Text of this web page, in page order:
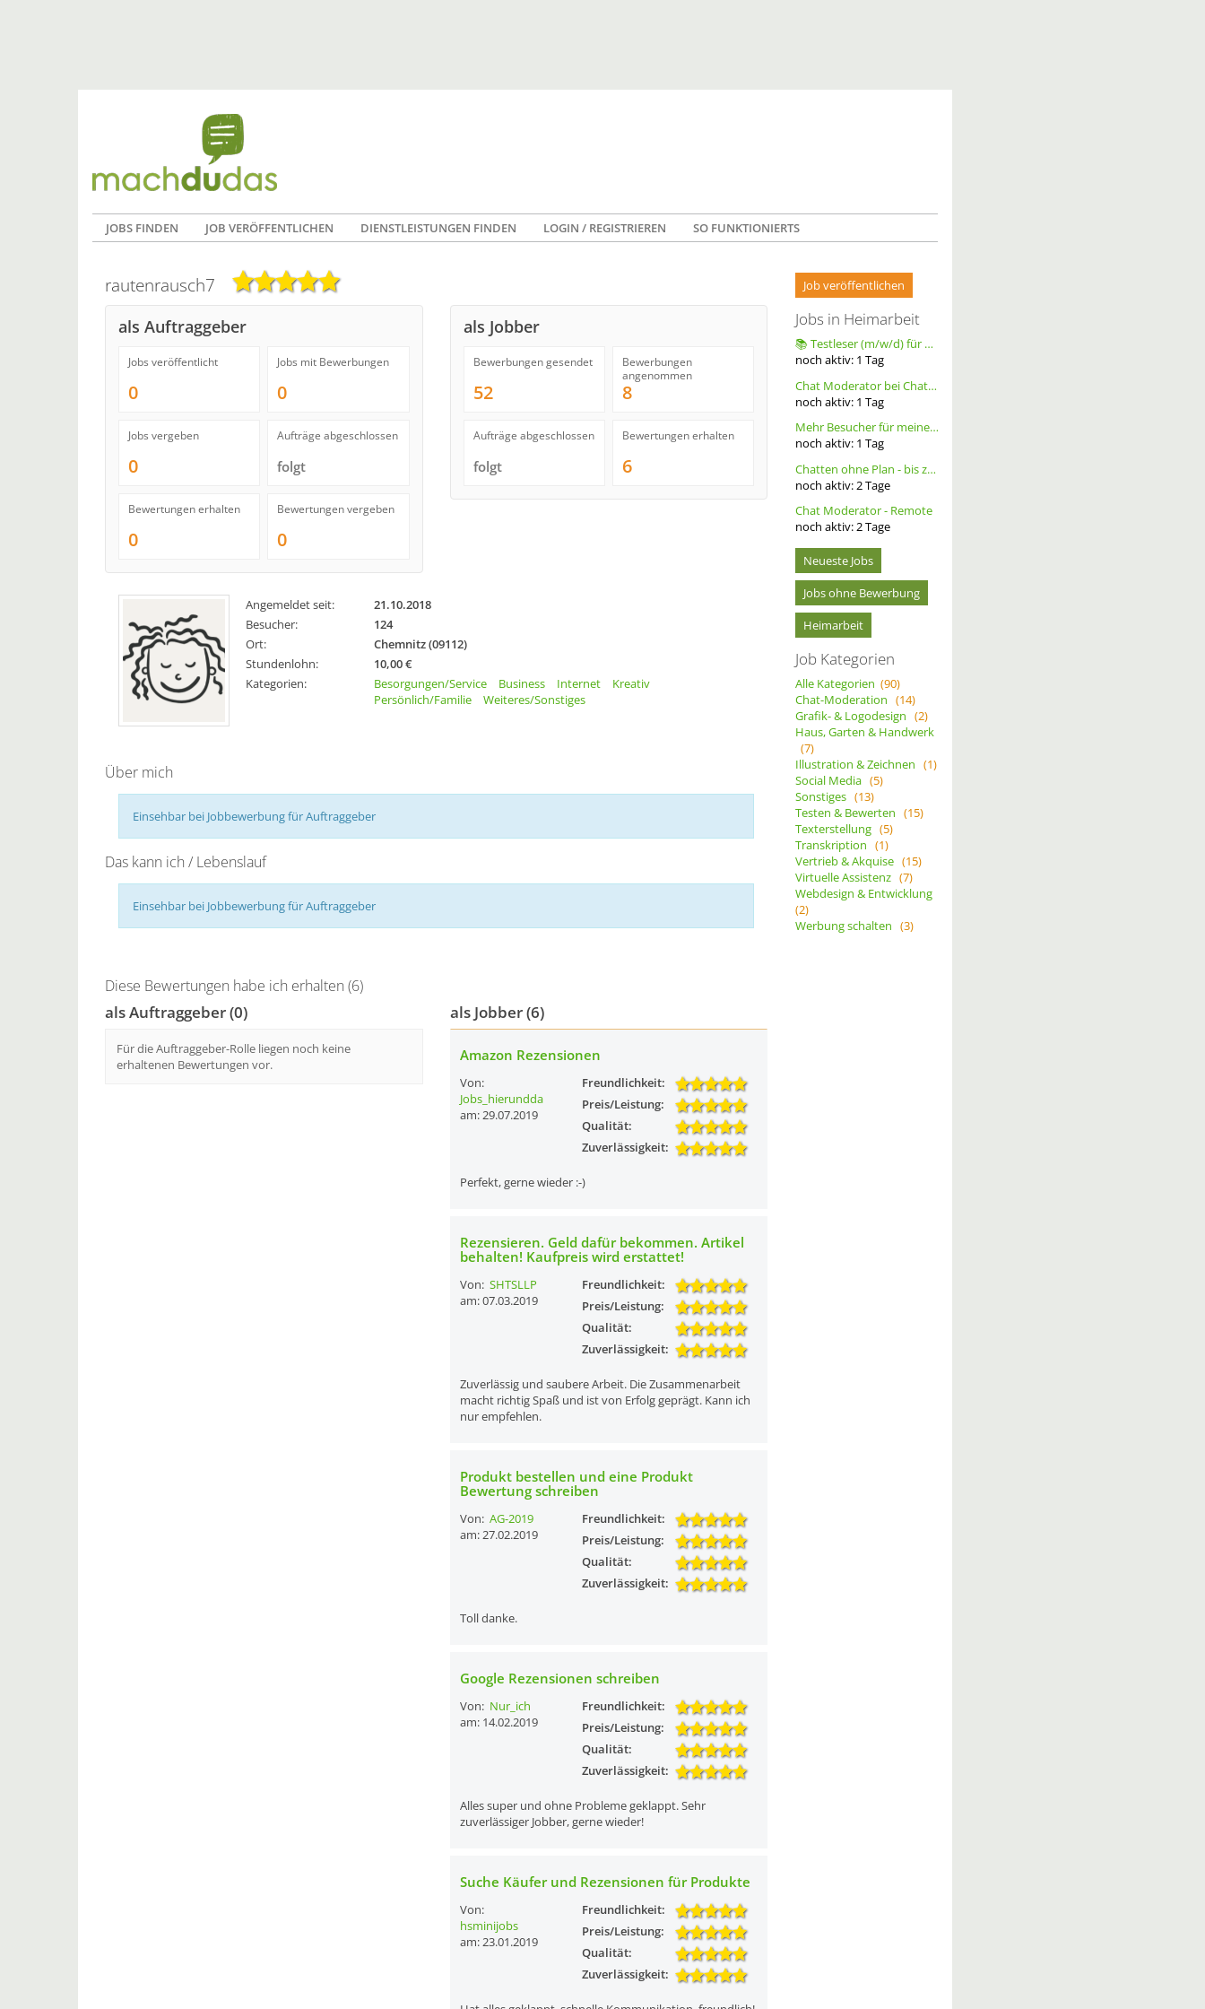
JOBS FINDEN JOB VERÖFFENTLICHEN DIENSTLEISTUNGEN FINDEN LOGIN / REGISTRIEREN SO FUNKTIONIERTS
rautenrausch7
als Auftraggeber
Jobs veröffentlicht
0
Jobs mit Bewerbungen
0
Jobs vergeben
0
Aufträge abgeschlossen
folgt
Bewertungen erhalten
0
Bewertungen vergeben
0
als Jobber
Bewerbungen gesendet
52
Bewerbungen
angenommen
8
Aufträge abgeschlossen
folgt
Bewertungen erhalten
6
Angemeldet seit:
21.10.2018
Besucher:
124
Ort:
Chemnitz (09112)
Stundenlohn:
10,00 €
Kategorien:
Besorgungen/Service Business Internet
Kreativ
Persönlich/Familie
Weiteres/Sonstiges
Über mich
Einsehbar bei Jobbewerbung für Auftraggeber
Das kann ich / Lebenslauf
Einsehbar bei Jobbewerbung für Auftraggeber
Diese Bewertungen habe ich erhalten (6)
als Auftraggeber (0)
Für die Auftraggeber-Rolle liegen noch keine
erhaltenen Bewertungen vor.
als Jobber (6)
Amazon Rezensionen
Von:
Jobs_hierundda
am: 29.07.2019
Freundlichkeit:
Preis/Leistung:
Qualität:
Zuverlässigkeit:
Perfekt, gerne wieder :-)
Rezensieren. Geld dafür bekommen. Artikel
behalten! Kaufpreis wird erstattet!
Von: SHTSLLP
am: 07.03.2019
Freundlichkeit:
Preis/Leistung:
Qualität:
Zuverlässigkeit:
Zuverlässig und saubere Arbeit. Die Zusammenarbeit
macht richtig Spaß und ist von Erfolg geprägt. Kann ich
nur empfehlen.
Produkt bestellen und eine Produkt
Bewertung schreiben
Von: AG-2019
am: 27.02.2019
Freundlichkeit:
Preis/Leistung:
Qualität:
Zuverlässigkeit:
Toll danke.
Google Rezensionen schreiben
Von: Nur_ich
am: 14.02.2019
Freundlichkeit:
Preis/Leistung:
Qualität:
Zuverlässigkeit:
Alles super und ohne Probleme geklappt. Sehr
zuverlässiger Jobber, gerne wieder!
Suche Käufer und Rezensionen für Produkte
Von:
hsminijobs
am: 23.01.2019
Freundlichkeit:
Preis/Leistung:
Qualität:
Zuverlässigkeit:
Job veröffentlichen
Jobs in Heimarbeit
📚 Testleser (m/w/d) für Bücher gesucht – langfristige Zusammenarbeit
noch aktiv: 1 Tag
Chat Moderator bei Chatoria (m/w/d) – Remote
noch aktiv: 1 Tag
Mehr Besucher für meine Homepage. Alternative Werbung.
noch aktiv: 1 Tag
Chatten ohne Plan - bis zu 20 Ct. pro Out – ortsunabhängig - wöchentliche Auszahlung
noch aktiv: 2Tage
Chat Moderator - Remote
noch aktiv:2Tage
Neueste Jobs
Jobs ohne Bewerbung
Heimarbeit
Job Kategorien
Alle Kategorien (90)
Chat-Moderation (14)
Grafik- & Logodesign (2)
Haus, Garten & Handwerk
(7)
Illustration & Zeichnen (1)
Social Media (5)
Sonstiges (13)
Testen & Bewerten (15)
Texterstellung (5)
Transkription (1)
Vertrieb & Akquise (15)
Virtuelle Assistenz (7)
Webdesign & Entwicklung
(2)
Werbung schalten (3)